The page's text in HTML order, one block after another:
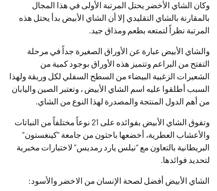
وكان الشاي الأخضر يحتل المرتبة الأولى في هذا المجال
بالمقارنة بالشاي التقليدي إلا أن الشاي الأبيض بدأ يحتل هذه
المرتبة نظراً لتمتعه بطعم ومذاق جيد.
والشاي الأبيض عبارة عن الأوراق الصغيرة جداً في مرحلة
التفتح من البراعم وتتميز هذه الأوراق بوجود كمية من
الشعيرات الزغبية البيضاء من السطح السفلي لكل وريقة ولهذا
السبب أطلقوا عليه اسم الشاي الأبيض ، وتعتبر الصين واليابان
من أهم الدول المنتجة والمصدرة لهذا النوع من الشاي.
وتفوق الشاي الأبيض بفوائده على 21 نوعاً مختلفاً من النباتات
والأعشاب العطرية، أخضعها باحثون من جامعة “كينغستون”
البريطانية بالتعاون مع “نيلس يارد رمديس” لاختبارات مخبرية
لتحديد فوائدها.
الشاي الأبيض أفضل لصحة الإنسان من الاخضر والأسود: